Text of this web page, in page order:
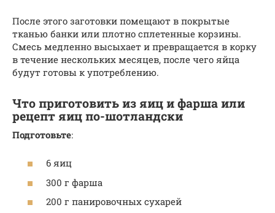
После этого заготовки помещают в покрытые
тканью банки или плотно сплетенные корзины.
Смесь медленно высыхает и превращается в корку
в течение нескольких месяцев, после чего яйца
будут готовы к употреблению.
Что приготовить из яиц и фарша или
рецепт яиц по-шотландски
Подготовьте:
6 яиц
300 г фарша
200 г панировочных сухарей